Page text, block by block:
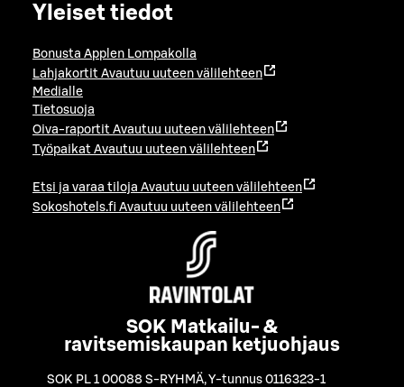
Yleiset tiedot
Bonusta Applen Lompakolla
Lahjakortit Avautuu uuteen välilehteen
Medialle
Tietosuoja
Oiva-raportit Avautuu uuteen välilehteen
Työpaikat Avautuu uuteen välilehteen
Etsi ja varaa tiloja Avautuu uuteen välilehteen
Sokoshotels.fi Avautuu uuteen välilehteen
SOK Matkailu- &
ravitsemiskaupan ketjuohjaus
SOK PL 1 00088 S-RYHMÄ,Y-tunnus 0116323-1